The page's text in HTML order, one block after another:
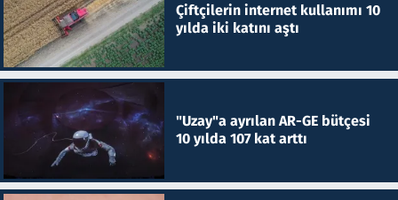
Çiftçilerin internet kullanımı 10
yılda iki katını aştı
"Uzay"a ayrılan AR-GE bütçesi
10 yılda 107 kat arttı